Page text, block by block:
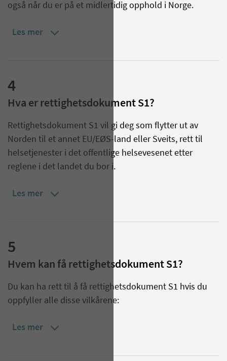
også når du er på et midlertidig opphold i Norge.
Les mer
4
Hva er rettighetsdokument S1?
Rettighetsdokument S1 vil gi deg som flytter ut av
Norden til et annet EU/EØS-land eller Sveits, rett til
helsetjenester i det offentlige helsevesenet etter
reglene i det landet du bor i.
Les mer
5
Hvem kan få rettighetsdokument S1?
Du kan ha rett til å få rettighetsdokument S1 hvis du
oppfyller alle disse vilkårene:
Les mer